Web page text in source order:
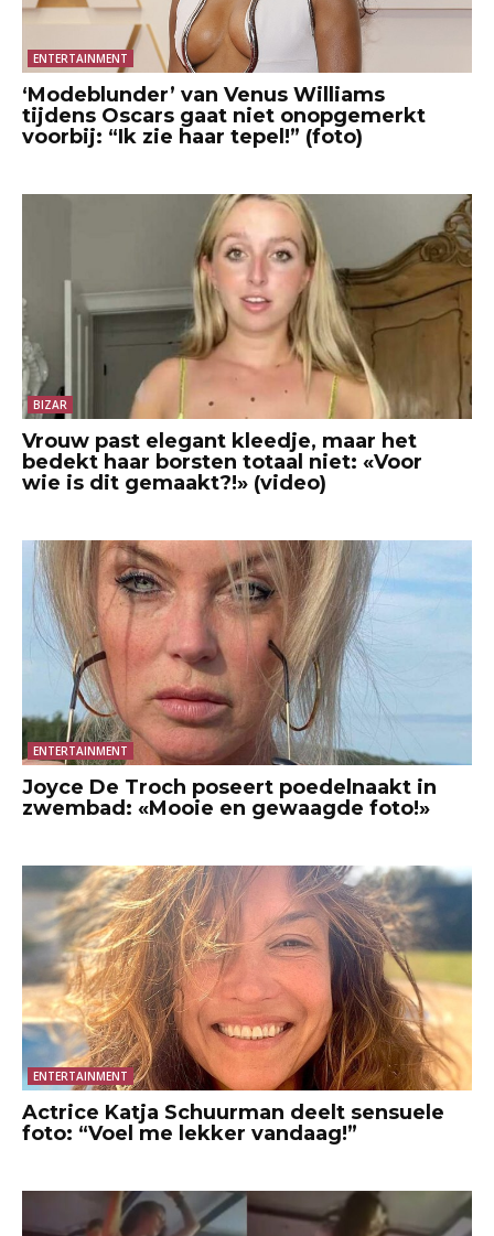
ENTERTAINMENT
‘Modeblunder’ van Venus Williams
tijdens Oscars gaat niet onopgemerkt
voorbij: “Ik zie haar tepel!” (foto)
BIZAR
Vrouw past elegant kleedje, maar het
bedekt haar borsten totaal niet: «Voor
wie is dit gemaakt?!» (video)
ENTERTAINMENT
Joyce De Troch poseert poedelnaakt in
zwembad: «Mooie en gewaagde foto!»
ENTERTAINMENT
Actrice Katja Schuurman deelt sensuele
foto: “Voel me lekker vandaag!”